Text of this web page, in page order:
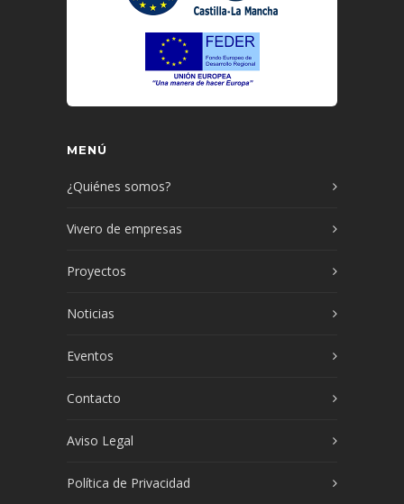
MENÚ
¿Quiénes somos?
Vivero de empresas
Proyectos
Noticias
Eventos
Contacto
Aviso Legal
Política de Privacidad